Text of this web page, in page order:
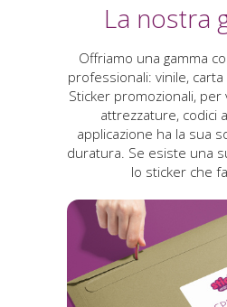
La nostra
Offriamo una gamma
professionali: vinile,
Sticker promozionali, per
attrezzature, codici
applicazione ha la sua
duratura. Se esiste una
lo sticker che